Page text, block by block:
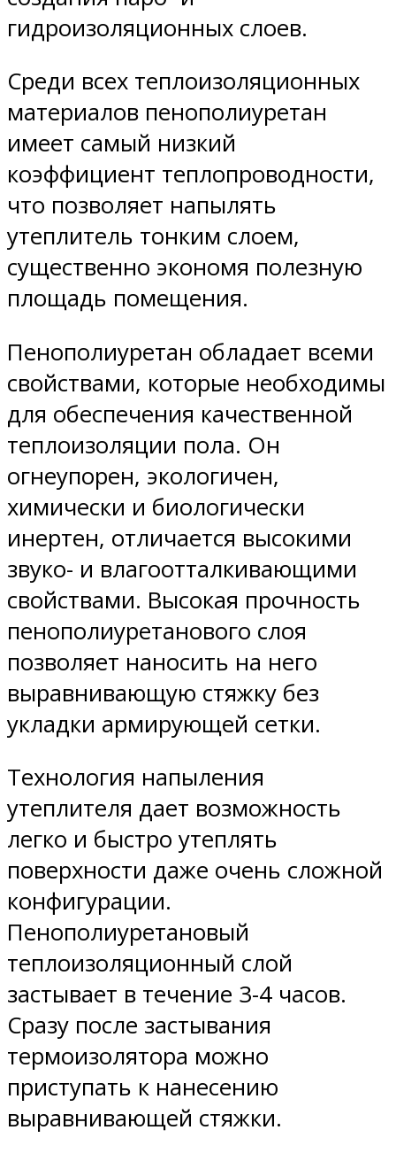
гидроизоляционных слоев.
Среди всех теплоизоляционных
материалов пенополиуретан
имеет самый низкий
коэффициент теплопроводности,
что позволяет напылять
утеплитель тонким слоем,
существенно экономя полезную
площадь помещения.
Пенополиуретан обладает всеми
свойствами, которые необходимы
для обеспечения качественной
теплоизоляции пола. Он
огнеупорен, экологичен,
химически и биологически
инертен, отличается высокими
звуко- и влагоотталкивающими
свойствами. Высокая прочность
пенополиуретанового слоя
позволяет наносить на него
выравнивающую стяжку без
укладки армирующей сетки.
Технология напыления
утеплителя дает возможность
легко и быстро утеплять
поверхности даже очень сложной
конфигурации.
Пенополиуретановый
теплоизоляционный слой
застывает в течение 3-4 часов.
Сразу после застывания
термоизолятора можно
приступать к нанесению
выравнивающей стяжки.